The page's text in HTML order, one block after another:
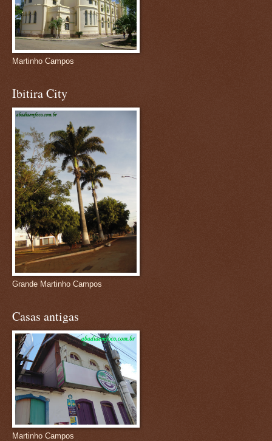
Martinho Campos
Ibitira City
Grande Martinho Campos
Casas antigas
Martinho Campos